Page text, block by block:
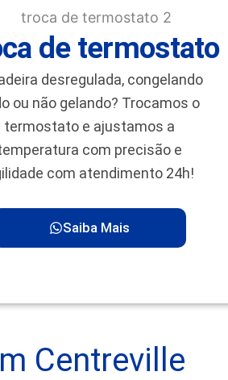
de termostato
desregulada, congelando
ou não gelando? Trocamos o
termostato e ajustamos a
com precisão e
com atendimento 24h!
Saiba Mais
Centreville